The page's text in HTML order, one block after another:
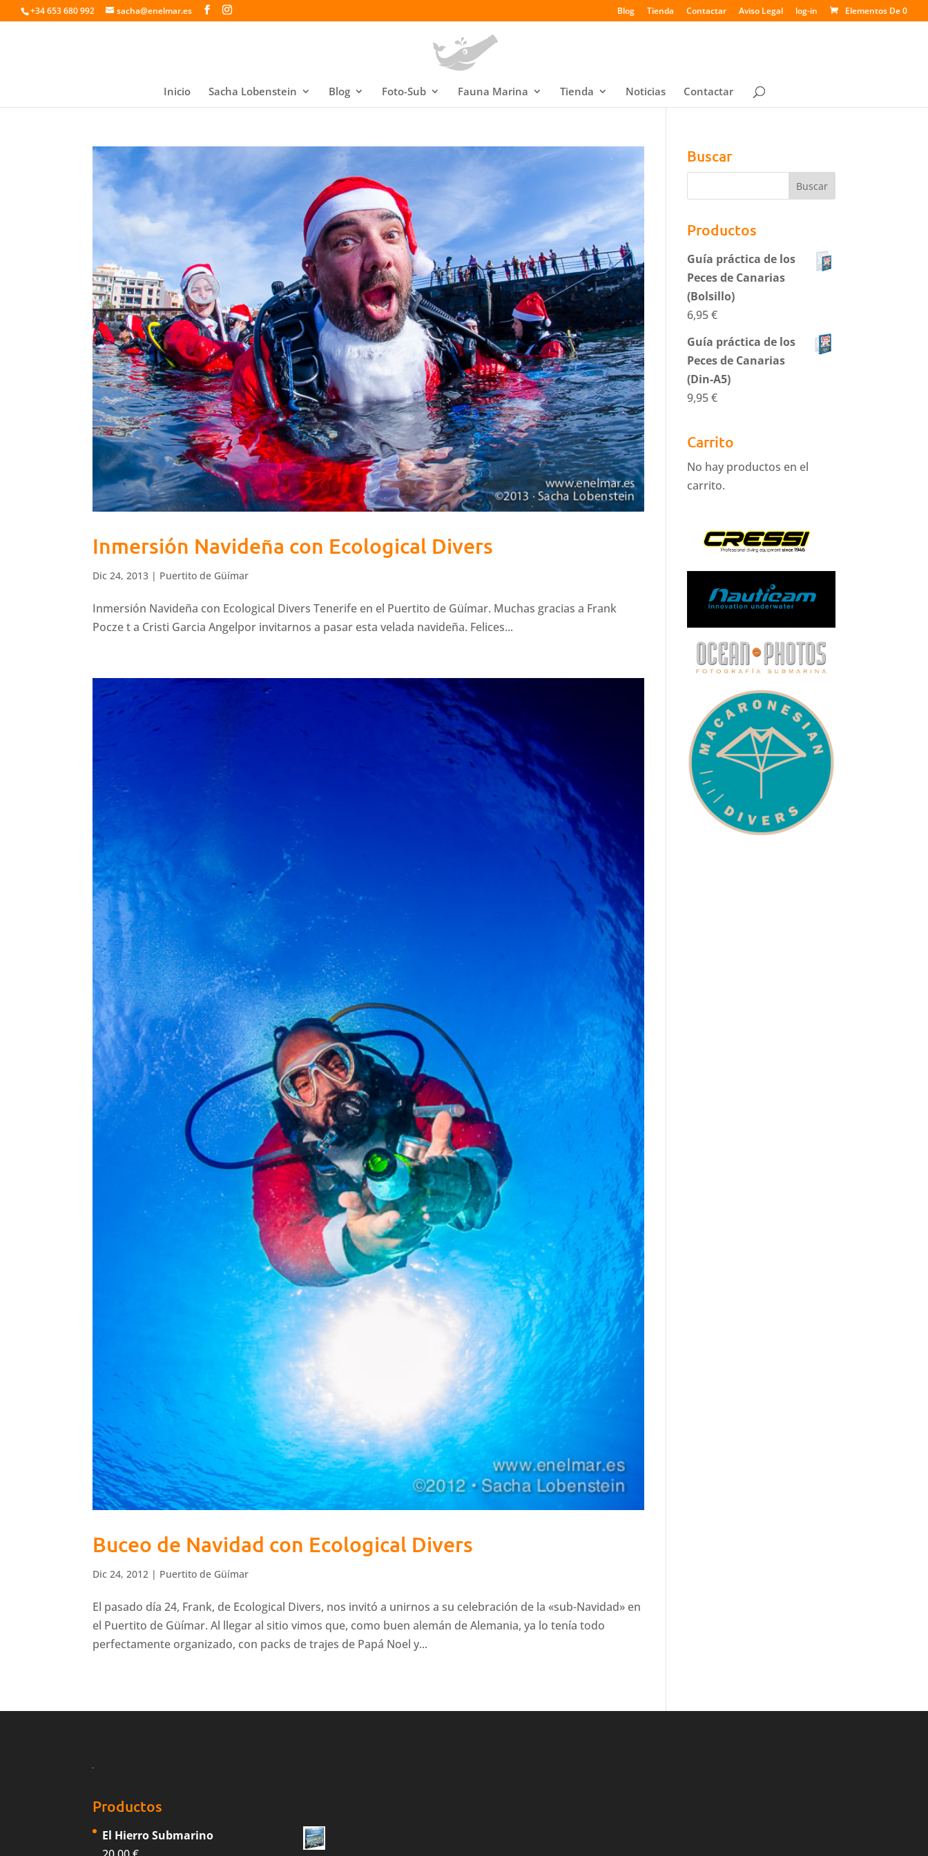
+34 653 680 992 sacha@enelmar.es Blog Tienda Contactar Aviso Legal log-in Elementos De 0
Inicio Sacha Lobenstein Blog Foto-Sub Fauna Marina Tienda Noticias Contactar
Inmersión Navideña con Ecological Divers
Dic 24, 2013 | Puertito de Güímar
Inmersión Navideña con Ecological Divers Tenerife en el Puertito de Güímar. Muchas gracias a Frank
Pocze t a Cristi Garcia Angelpor invitarnos a pasar esta velada navideña. Felices...
Buceo de Navidad con Ecological Divers
Dic 24, 2012 | Puertito de Güímar
El pasado día 24, Frank, de Ecological Divers, nos invitó a unirnos a su celebración de la «sub-Navidad» en
el Puertito de Güímar. Al llegar al sitio vimos que, como buen alemán de Alemania, ya lo tenía todo
perfectamente organizado, con packs de trajes de Papá Noel y...
Buscar
Productos
Guía práctica de los
Peces de Canarias
(Bolsillo)
6,95€
Guía práctica de los
Peces de Canarias
(Din-A5)
9,95€
Carrito
No hay productos en el
carrito.
Productos
El Hierro Submarino